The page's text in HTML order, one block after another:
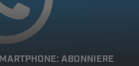
ABONNIERE